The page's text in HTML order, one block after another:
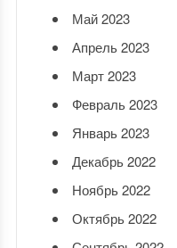
Май 2023
Апрель 2023
Март 2023
Февраль 2023
Январь 2023
Декабрь 2022
Ноябрь 2022
Октябрь 2022